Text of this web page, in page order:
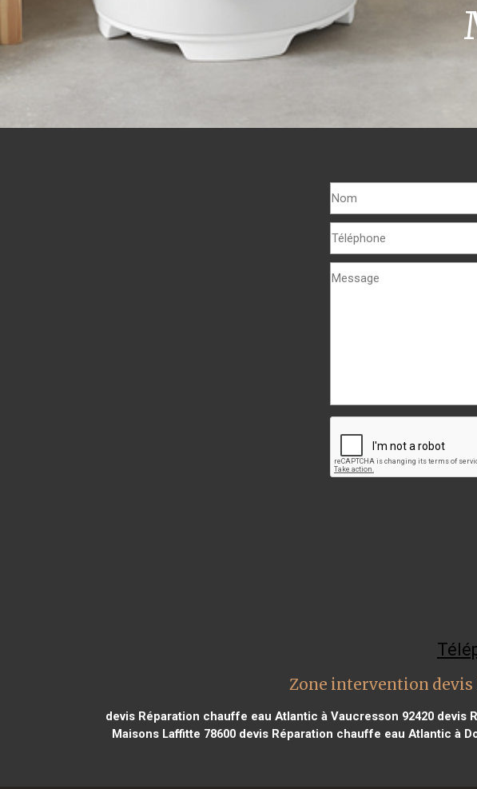
Zone intervention
devis Réparation chauffe eau Atlantic à Vaucresson 92420devis
Maisons Laffitte 78600 devis Réparation chauffe eau Atlantic à